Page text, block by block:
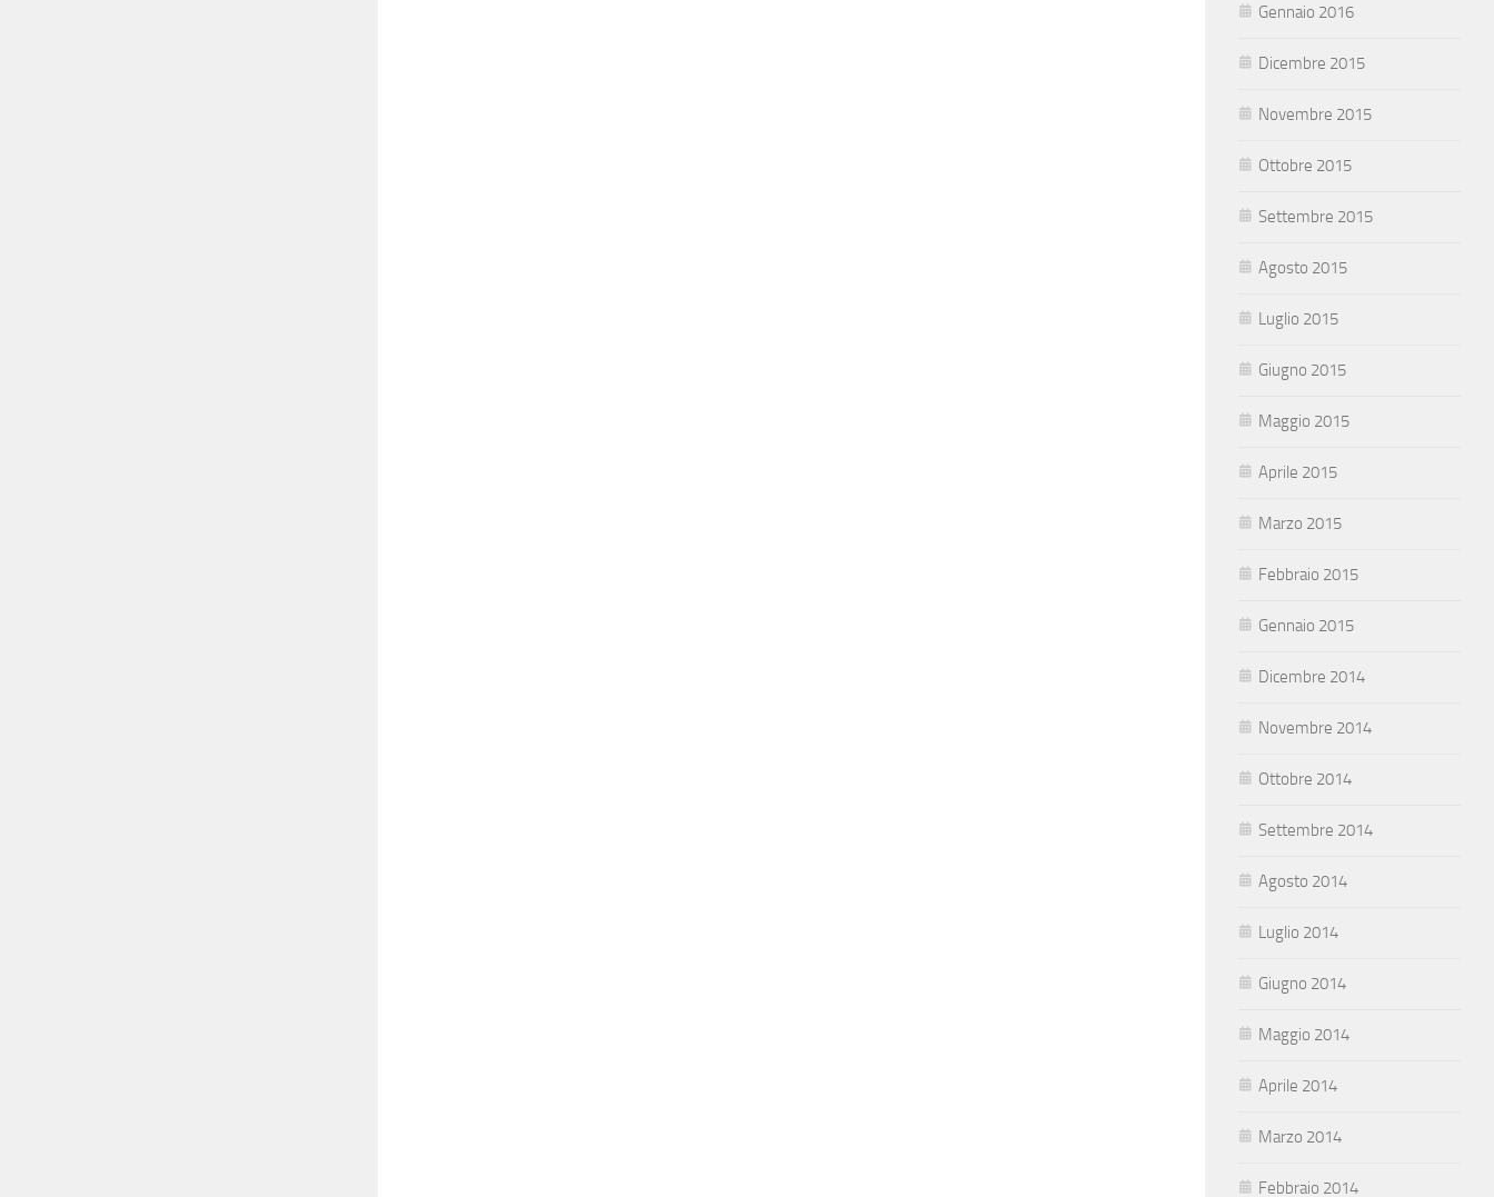
Gennaio 2016
Dicembre 2015
Novembre 2015
Ottobre 2015
Settembre 2015
Agosto 2015
Luglio 2015
Giugno 2015
Maggio 2015
Aprile 2015
Marzo 2015
Febbraio 2015
Gennaio 2015
Dicembre 2014
Novembre 2014
Ottobre 2014
Settembre 2014
Agosto 2014
Luglio 2014
Giugno 2014
Maggio 2014
Aprile 2014
Marzo 2014
Febbraio 2014